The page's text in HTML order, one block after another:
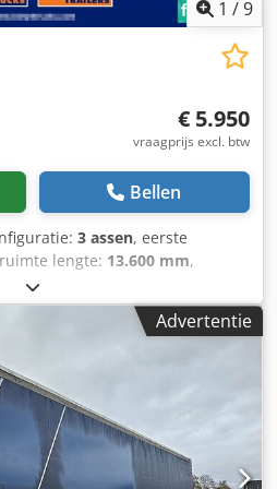
1 /9
€ 5.950
vraagprijs excl. btw
Bellen
3 assen, eerste
lengte: 13.600 mm,
mm, laadruimtehoogte:
mm, totale breedte:2.550 mm,
, bandenmaten:
opties en accessoires
Aantal Assen: 3,
gewicht: 7050 kg,
chassis: Volledig chassis,
afmeting: 2 inch, Vering
Advertentie